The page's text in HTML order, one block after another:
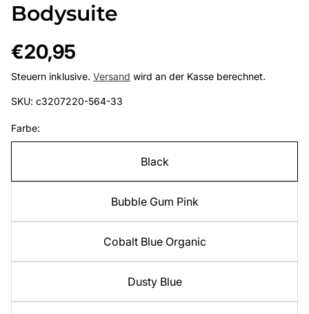
Bodysuite
Regulärer
Preis
€20,95
Steuern inklusive. Versand wird an der Kasse berechnet.
SKU: c3207220-564-33
Farbe:
Black
Bubble Gum Pink
Cobalt Blue Organic
Dusty Blue